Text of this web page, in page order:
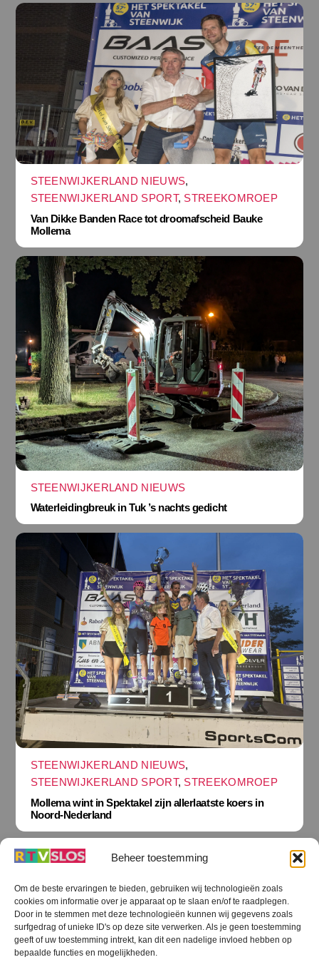
Beheer toestemming
Om de beste ervaringen te bieden, gebruiken wij technologieën zoals
cookies om informatie over je apparaat op te slaan en/of te raadplegen.
Door in te stemmen met deze technologieën kunnen wij gegevens zoals
surfgedrag of unieke ID's op deze site verwerken. Als je geen toestemming
geeft of uw toestemming intrekt, kan dit een nadelige invloed hebben op
bepaalde functies en mogelijkheden.
STEENWIJKERLAND NIEUWS,
STEENWIJKERLAND SPORT, STREEKOMROEP
Van Dikke Banden Race tot droomafscheid Bauke
Mollema
STEENWIJKERLAND NIEUWS
Waterleidingbreuk in Tuk ’s nachts gedicht
STEENWIJKERLAND NIEUWS,
STEENWIJKERLAND SPORT, STREEKOMROEP
Mollema wint in Spektakel zijn allerlaatste koers in
Noord-Nederland
Terug
naar
boven
RTV SLOS